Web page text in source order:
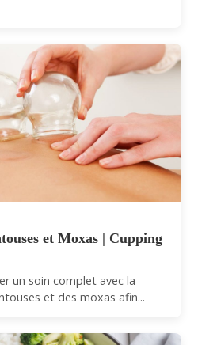
et Moxas | Cupping
un soin complet avec la
et des moxas afin...